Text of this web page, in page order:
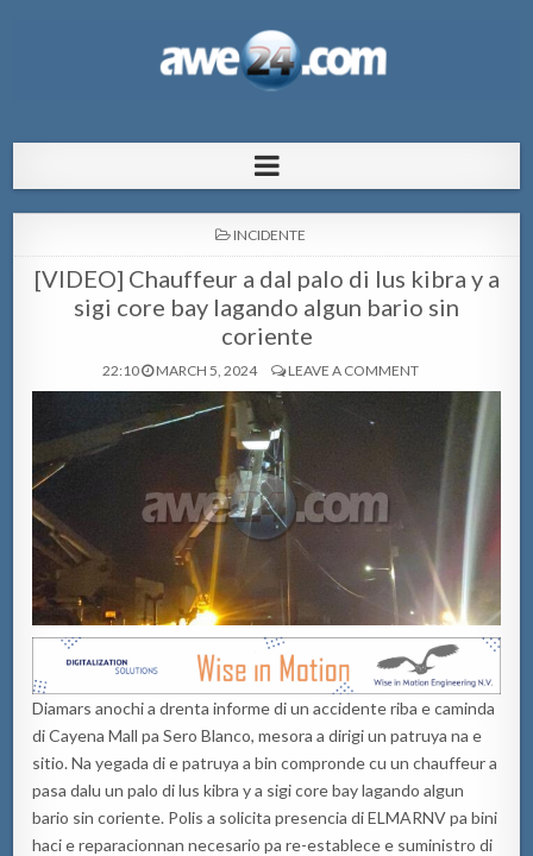
pa Aruba
POSTED
INCIDENTE
[VIDEO] Chauffeur a dal palo di lus kibra y a
sigi core bay lagando algun bario sin
coriente
22:10 MARCH 5, 2024 LEAVE A COMMENT
Diamars anochi a drenta informe di un accidente riba e caminda
di Cayena Mall pa Sero Blanco, mesora a dirigi un patruya na e
sitio. Na yegada di e patruya a bin compronde cu un chauffeur a
pasa dalu un palo di lus kibra y a sigi core bay lagando algun
bario sin coriente. Polis a solicita presencia di ELMARNV pa bini
haci e reparacionnan necesario pa re-establece e suministro di